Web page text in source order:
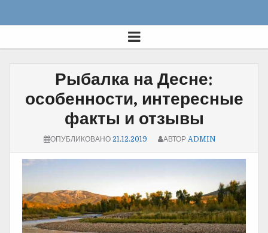
Рыбалка на Десне:
особенности, интересные
факты и отзывы
ОПУБЛИКОВАНО 21.12.2019 АВТОР ADMIN